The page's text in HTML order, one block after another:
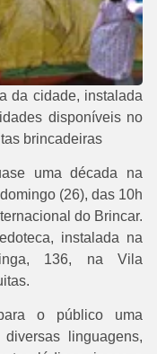
da cidade, instalada
disponíveis no
brincadeiras
uma década na
(26), das 10h
do Brincar.
instalada na
136, na Vila
o público uma
linguagens,